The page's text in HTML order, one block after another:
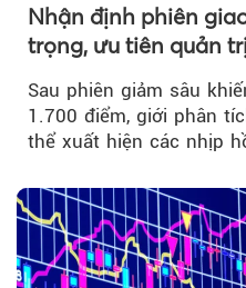
Nhận định phiên
trọng, ưu tiên quản
Sau phiên giảm sâu
1.700 điểm, giới phân
thể xuất hiện các nhịp